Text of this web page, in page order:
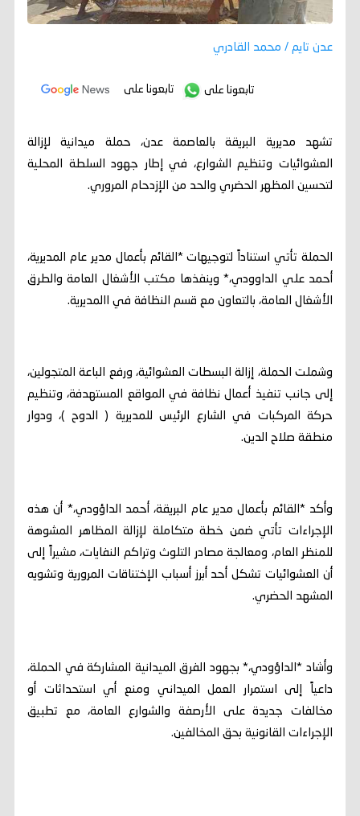
عدن تايم / محمد القادري
تابعونا على تابعونا على
تشهد مديرية البريقة بالعاصمة عدن، حملة ميدانية لإزالة
العشوائيات وتنظيم الشوارع، في إطار جهود السلطة المحلية
لتحسين المظهر الحضري والحد من الإزدحام المروري.
الحملة تأتي استناداً لتوجيهات *القائم بأعمال مدير عام المديرية،
أحمد علي الداوودي،* وينفذها مكتب الأشغال العامة والطرق
الأشغال العامة، بالتعاون مع قسم النظافة في االمديرية.
وشملت الحملة، إزالة البسطات العشوائية، ورفع الباعة المتجولين،
إلى جانب تنفيذ أعمال نظافة في المواقع المستهدفة، وتنظيم
حركة المركبات في الشارع الرئيس للمديرية ( الدوح )، ودوار
منطقة صلاح الدين.
وأكد *القائم بأعمال مدير عام البريقة، أحمد الداؤودي،* أن هذه
الإجراءات تأتي ضمن خطة متكاملة لإزالة المظاهر المشوهة
للمنظر العام، ومعالجة مصادر التلوث وتراكم النفايات، مشيراً إلى
أن العشوائيات تشكل أحد أبرز أسباب الإختناقات المرورية وتشويه
المشهد الحضري.
وأشاد *الداؤودي،* بجهود الفرق الميدانية المشاركة في الحملة،
داعياً إلى استمرار العمل الميداني ومنع أي استحداثات أو
مخالفات جديدة على الأرصفة والشوارع العامة، مع تطبيق
الإجراءات القانونية بحق المخالفين.